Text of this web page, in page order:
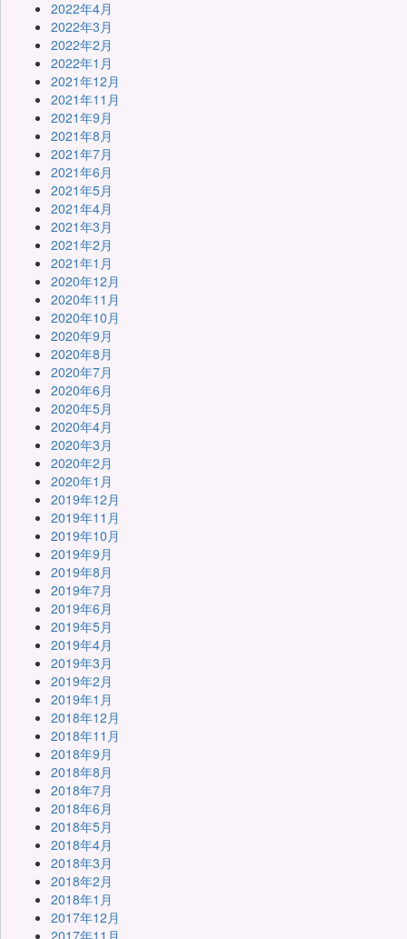
2022年4月
2022年3月
2022年2月
2022年1月
2021年12月
2021年11月
2021年9月
2021年8月
2021年7月
2021年6月
2021年5月
2021年4月
2021年3月
2021年2月
2021年1月
2020年12月
2020年11月
2020年10月
2020年9月
2020年8月
2020年7月
2020年6月
2020年5月
2020年4月
2020年3月
2020年2月
2020年1月
2019年12月
2019年11月
2019年10月
2019年9月
2019年8月
2019年7月
2019年6月
2019年5月
2019年4月
2019年3月
2019年2月
2019年1月
2018年12月
2018年11月
2018年9月
2018年8月
2018年7月
2018年6月
2018年5月
2018年4月
2018年3月
2018年2月
2018年1月
2017年12月
2017年11月